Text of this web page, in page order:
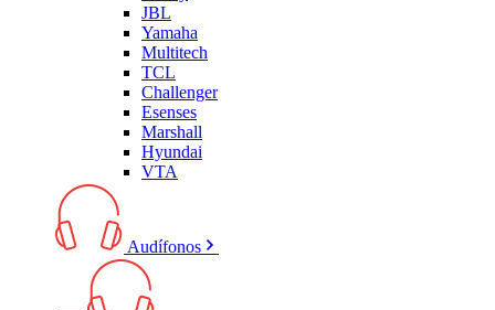
JBL
Yamaha
Multitech
TCL
Challenger
Esenses
Marshall
Hyundai
VTA
Audífonos